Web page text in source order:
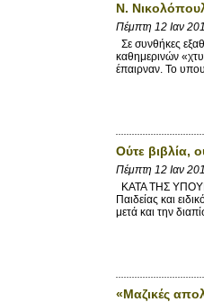
Ν.
Πέμπτη 12 Ιαν
Σε συνθήκες
καθημερινών
έπαιρναν. Το
Ούτε βιβλία,
Πέμπτη 12 Ιαν
ΚΑΤΑ ΤΗΣ
Παιδείας και
μετά και την
«Μαζικές